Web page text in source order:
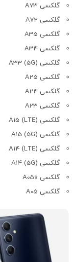
گلکسی A73
گلکسی A72
گلکسی A35
گلکسی A34
گلکسی A33 (5G)
گلکسی A25
گلکسی A24
گلکسی A23
گلکسی A15 (LTE)
گلکسی A15 (5G)
گلکسی A14 (LTE)
گلکسی A14 (5G)
گلکسی A05s
گلکسی A05